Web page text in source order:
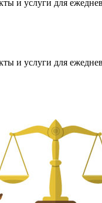
и услуги для
и услуги для